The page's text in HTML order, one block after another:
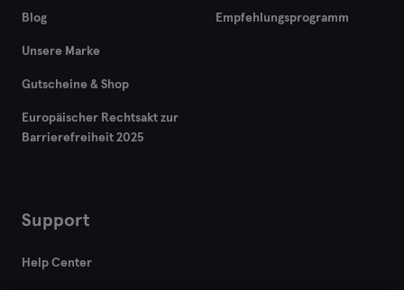
Blog
Unsere Marke
Gutscheine & Shop
Europäischer Rechtsakt zur
Barrierefreiheit 2025
Empfehlungsprogramm
Support
Help Center